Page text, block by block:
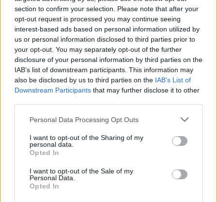
section to confirm your selection. Please note that after your
opt-out request is processed you may continue seeing
interest-based ads based on personal information utilized by
us or personal information disclosed to third parties prior to
your opt-out. You may separately opt-out of the further
disclosure of your personal information by third parties on the
IAB’s list of downstream participants. This information may
also be disclosed by us to third parties on the IAB’s List of
Downstream Participants that may further disclose it to other
Please note that this website/app uses one or more Google
not limited to your visit or usage behaviour. You may click to
grant or deny consent to Google and its third-party tags to
use your data for below specified purposes in below Google
consent section.
Personal Data Processing Opt Outs
I want to opt-out of the Sharing of my
personal data.
Opted In
I want to opt-out of the Sale of my
Personal Data.
Opted In
να σας κάνει την αίτησηΧΩΡΙΣ ΛΑΘΗ,
έγκυρακαιέγκαιραγια
να«κλειδώσετε»τηνπρόσληψη ή τον
διορισμό.
Κάθε χρόνο περισσότεροι από 10.000
υποψήφιοι εμπιστεύονται το Proson.gr
για την αίτηση τους!
ΑΣΕΠ: Πιστοποίηση Αγγλικών σε
μόνο 2 ημέρες στα χέρια σας